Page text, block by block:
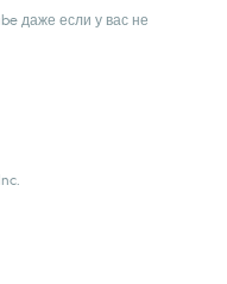
даже если у вас не